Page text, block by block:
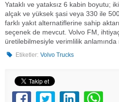
Yataklı ve yataksız 6 kabin boyutu;
alçak ve yüksek şasi veya 330 ile
farklı yakıt alternatiflerine sahip
seçenek de mevcut. Volvo FM,
üretilebilmesiyle verimlilik anlamında
Etiketler: Volvo Trucks